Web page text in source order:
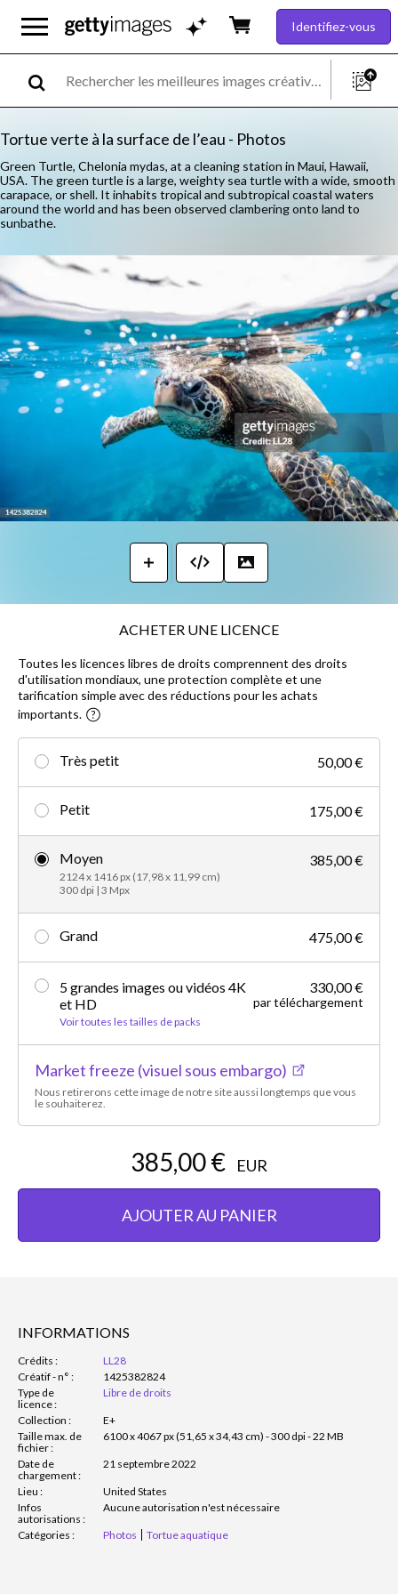
Identifiez-vous
Tortue verte à la surface de l’eau - Photos
Green Turtle, Chelonia mydas, at a cleaning station in Maui, Hawaii,
USA. The green turtle is a large, weighty sea turtle with a wide, smooth
carapace, or shell. It inhabits tropical and subtropical coastal waters
around the world and has been observed clambering onto land to
sunbathe.
ACHETER UNE LICENCE
Toutes les licences libres de droits comprennent des droits
d'utilisation mondiaux, une protection complète et une
tarification simple avec des réductions pour les achats
importants.
Très petit 50,00 €
Petit 175,00 €
Moyen
2124 x 1416 px (17,98 x 11,99 cm)
300 dpi | 3 Mpx
385,00 €
Grand 475,00 €
5 grandes images ou vidéos 4K
et HD
Voir toutes les tailles de packs
330,00 €
par téléchargement
Market freeze (visuel sous embargo)
Nous retirerons cette image de notre site aussi longtemps que vous
le souhaiterez.
385,00 € EUR
AJOUTER AU PANIER
INFORMATIONS
Crédits :
LL28
Créatif - n° :
1425382824
Type de
licence :
Libre de droits
Collection :
E+
Taille max. de
fichier :
6100 x 4067 px (51,65 x 34,43 cm) - 300 dpi - 22 MB
Date de
chargement :
21 septembre 2022
Lieu :
United States
Infos
autorisations :
Aucune autorisation n'est nécessaire
Catégories : Photos Tortue aquatique